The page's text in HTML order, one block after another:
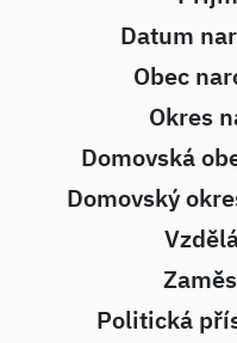
Datum
Obec
Okres
Domovská
Domovský
Politická